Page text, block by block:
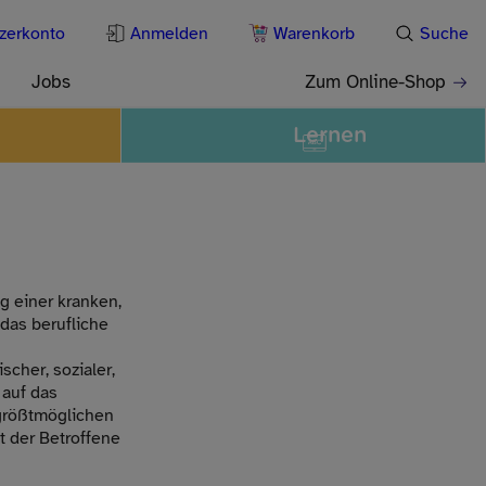
einer kranken,
berufliche
sozialer,
das
der Betroffene
Jobs Zum Online-Shop
Anmelden Warenkorb Suche
Lernen